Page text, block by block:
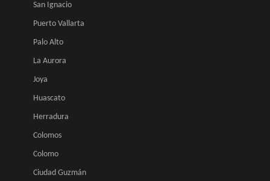
San Ignacio
Puerto Vallarta
Palo Alto
La Aurora
Joya
Huascato
Herradura
Colomos
Colomo
Ciudad Guzmán